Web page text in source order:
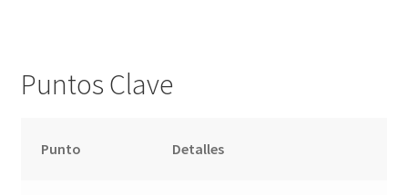
Puntos Clave
Punto Detalles